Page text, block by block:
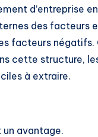
d’entreprise
des facteurs
facteurs
cette structure,
à extraire.
avantage.